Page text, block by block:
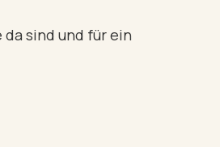
sind und für ein